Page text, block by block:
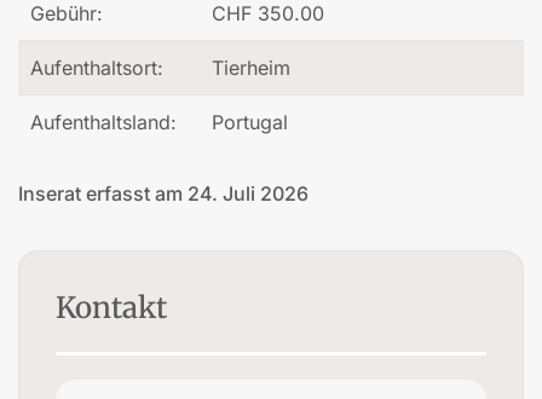
Gebühr: CHF 350.00
Aufenthaltsort: Tierheim
Aufenthaltsland: Portugal
Inserat erfasst am 24. Juli 2026
Kontakt